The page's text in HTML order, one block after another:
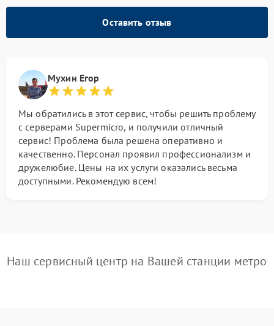
Оставить отзыв
Мухин Егор
Мы обратились в этот сервис, чтобы решить проблему
с серверами Supermicro, и получили отличный
сервис! Проблема была решена оперативно и
качественно. Персонал проявил профессионализм и
дружелюбие. Цены на их услуги оказались весьма
доступными. Рекомендую всем!
Наш сервисный центр на Вашей станции метро